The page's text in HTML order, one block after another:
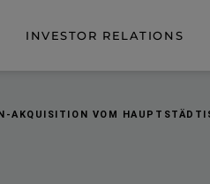
INVESTOR RELATIONS
AKQUISITION VOM